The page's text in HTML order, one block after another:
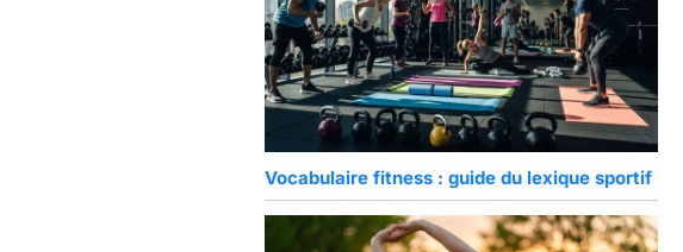
Vocabulaire fitness : guide du lexique sportif